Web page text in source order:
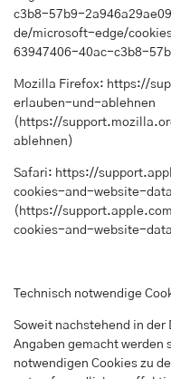
c3b8-57b9-2a946a29ae09
de/microsoft-edge/
63947406-40ac-c3b8-
Mozilla Firefox: https://
erlauben-und-ablehnen
( https://
ablehnen )
Safari: https://
cookies-and-website-
( https://
cookies-and-website-
Technisch notwendige
Soweit nachstehend in
Angaben gemacht werden
notwendigen Cookies zu